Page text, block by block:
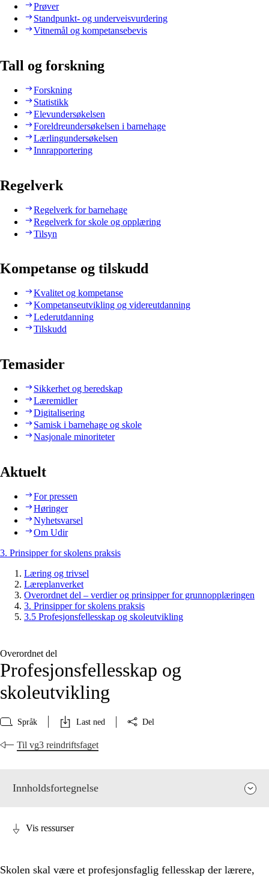
Prøver
Standpunkt- og underveisvurdering
Vitnemål og kompetansebevis
Tall og forskning
Forskning
Statistikk
Elevundersøkelsen
Foreldreundersøkelsen i barnehage
Lærlingundersøkelsen
Innrapportering
Regelverk
Regelverk for barnehage
Regelverk for skole og opplæring
Tilsyn
Kompetanse og tilskudd
Kvalitet og kompetanse
Kompetanseutvikling og videreutdanning
Lederutdanning
Tilskudd
Temasider
Sikkerhet og beredskap
Læremidler
Digitalisering
Samisk i barnehage og skole
Nasjonale minoriteter
Aktuelt
For pressen
Høringer
Nyhetsvarsel
Om Udir
3. Prinsipper for skolens praksis
Læring og trivsel
Læreplanverket
Overordnet del – verdier og prinsipper for grunnopplæringen
3. Prinsipper for skolens praksis
3.5 Profesjonsfellesskap og skoleutvikling
Overordnet del
Profesjonsfellesskap og
skoleutvikling
Språk Last ned Del
Til vg3 reindriftsfaget
Innholdsfortegnelse
Vis ressurser
Skolen skal være et profesjonsfaglig fellesskap der lærere,